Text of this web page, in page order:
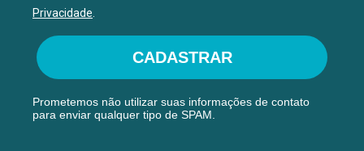
Privacidade
CADASTRAR
Prometemos não utilizar suas informações de contato
para enviar qualquer tipo de SPAM.